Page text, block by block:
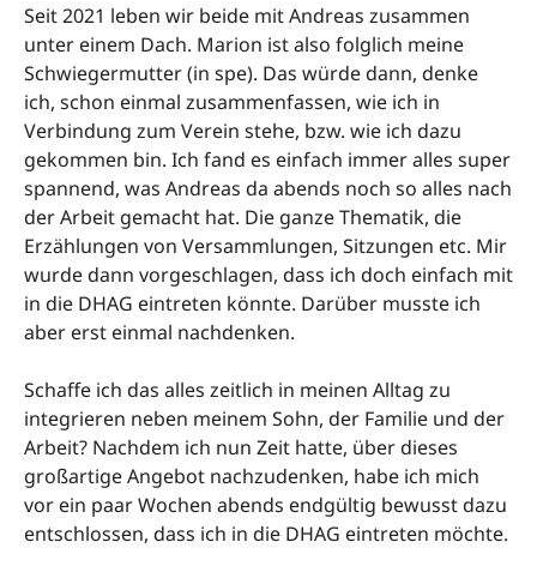
Seit 2021 leben wir beide mit Andreas zusammen
unter einem Dach. Marion ist also folglich meine
Schwiegermutter (in spe). Das würde dann, denke
ich, schon einmal zusammenfassen, wie ich in
Verbindung zum Verein stehe, bzw. wie ich dazu
gekommen bin. Ich fand es einfach immer alles super
spannend, was Andreas da abends noch so alles nach
der Arbeit gemacht hat. Die ganze Thematik, die
Erzählungen von Versammlungen, Sitzungen etc. Mir
wurde dann vorgeschlagen, dass ich doch einfach mit
in die DHAG eintreten könnte. Darüber musste ich
aber erst einmal nachdenken.
Schaffe ich das alles zeitlich in meinen Alltag zu
integrieren neben meinem Sohn, der Familie und der
Arbeit? Nachdem ich nun Zeit hatte, über dieses
großartige Angebot nachzudenken, habe ich mich
vor ein paar Wochen abends endgültig bewusst dazu
entschlossen, dass ich in die DHAG eintreten möchte.